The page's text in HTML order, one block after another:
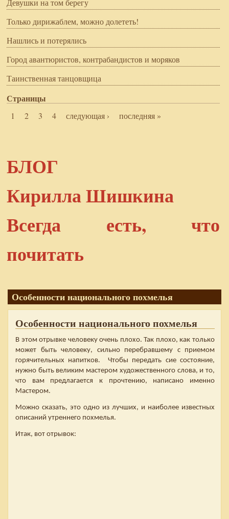
Девушки на том берегу
Только дирижаблем, можно долететь!
Нашлись и потерялись
Город авантюристов, контрабандистов и моряков
Таинственная танцовщица
Страницы
1 2 3 4 следующая › последняя »
БЛОГ
Кирилла Шишкина
Всегда есть, что
почитать
Особенности национального похмелья
Особенности национального похмелья
В этом отрывке человеку очень плохо. Так плохо, как только
может быть человеку, сильно перебравшему с приемом
горячительных напитков. Чтобы передать сие состояние,
нужно быть великим мастером художественного слова, и то,
что вам предлагается к прочтению, написано именно
Мастером.
Можно сказать, это одно из лучших, и наиболее известных
описаний утреннего похмелья.
Итак, вот отрывок: